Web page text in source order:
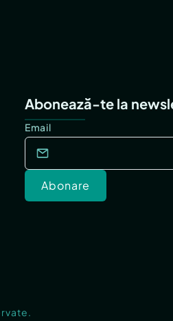
Abonează-te la
Email
Abonare